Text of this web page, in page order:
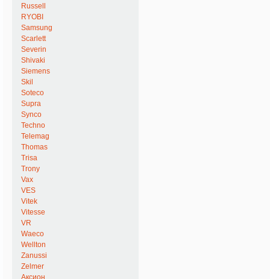
Russell
RYOBI
Samsung
Scarlett
Severin
Shivaki
Siemens
Skil
Soteco
Supra
Synco
Techno
Telemag
Thomas
Trisa
Trony
Vax
VES
Vitek
Vitesse
VR
Waeco
Wellton
Zanussi
Zelmer
Аксион